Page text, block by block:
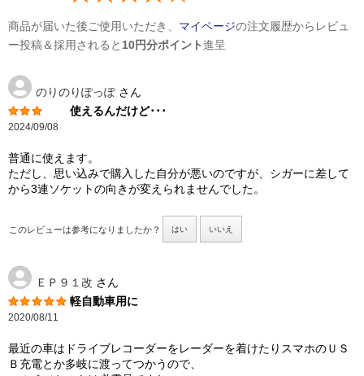
商品が届いた後ご使用いただき、 マイページの注文履歴からレビュ
ー投稿＆採用されると 10円分ポイント進呈
のりのりぽっぽさん
使えるんだけど･･･
2024/09/08
普通に使えます。
ただし、思い込みで購入した自分が悪いのですが、シガーに差して
から3連ソケットの向きが変えられませんでした。
このレビューは参考になりましたか？ はい いいえ
ＥＰ９１改 さん
軽自動車用に
2020/08/11
最近の車はドライブレコーダーをレーダーを着けたりスマホのＵＳ
Ｂ充電とか多岐に渡ってつかうので、